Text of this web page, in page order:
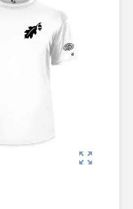
zoom_out_map